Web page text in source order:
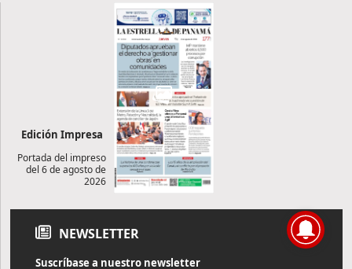
Edición Impresa
Portada del impreso
del 6 de agosto de
2026
NEWSLETTER
Suscríbase a nuestro newsletter